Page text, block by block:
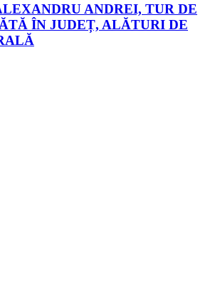
ANDREI, TUR DE
ÎN JUDEȚ, ALĂTURI DE